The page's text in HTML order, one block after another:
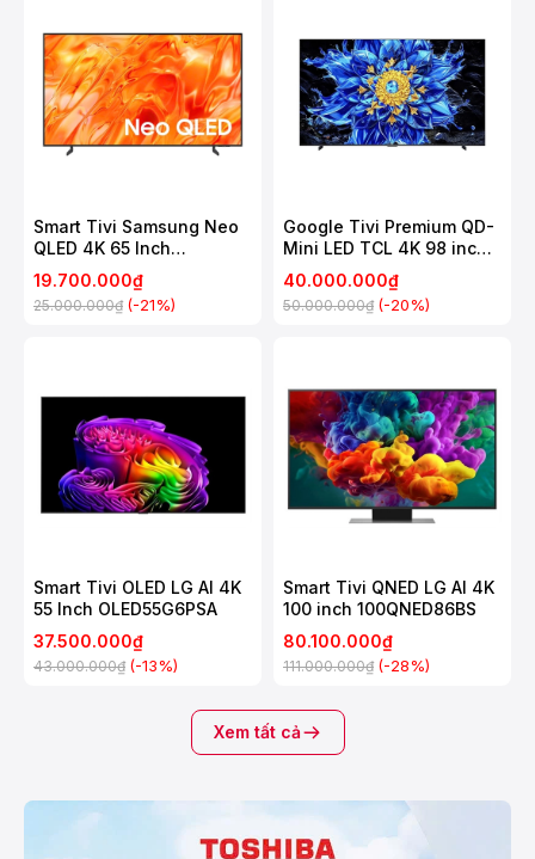
Smart Tivi Samsung Neo
QLED 4K 65 Inch
QA65QN70H
19.700.000₫
25.000.000₫ (-21%)
Google Tivi Premium QD-
Mini LED TCL 4K 98 inch
98P8LS
40.000.000₫
50.000.000₫ (-20%)
Smart Tivi OLED LG AI 4K
55 Inch OLED55G6PSA
37.500.000₫
43.000.000₫ (-13%)
Smart Tivi QNED LG AI 4K
100 inch 100QNED86BS
80.100.000₫
111.000.000₫ (-28%)
Xem tất cả